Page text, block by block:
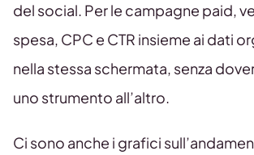
del social. Per le campagne paid,
spesa, CPC e CTR insieme ai dati
nella stessa schermata, senza
uno strumento all’altro.
Ci sono anche i grafici